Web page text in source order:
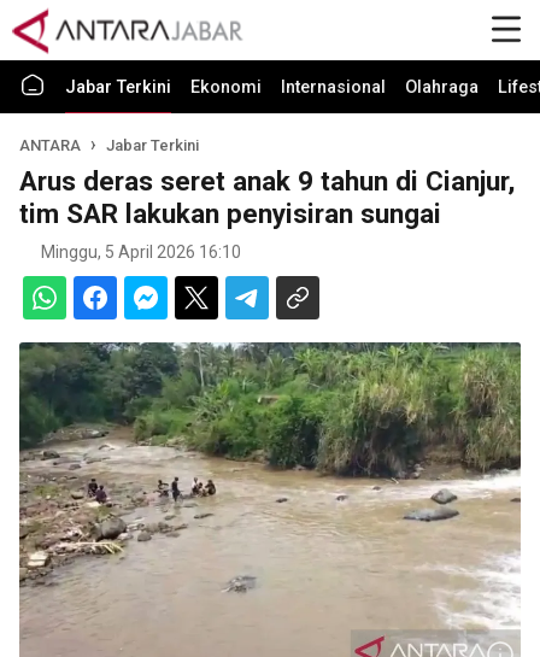
Jabar Terkini Ekonomi Internasional Olahraga
ANTARA Jabar Terkini
Arus deras seret anak 9 tahun di Cianjur,
tim SAR lakukan penyisiran sungai
Minggu, 5 April 2026 16:10